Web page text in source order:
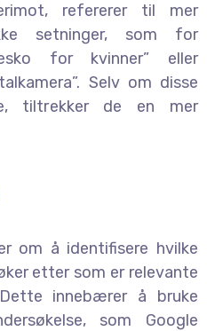
refererer til mer
setninger, som for
for kvinner” eller
Selv om disse
tiltrekker de en mer
om å identifisere hvilke
etter som er relevante
innebærer å bruke
som Google